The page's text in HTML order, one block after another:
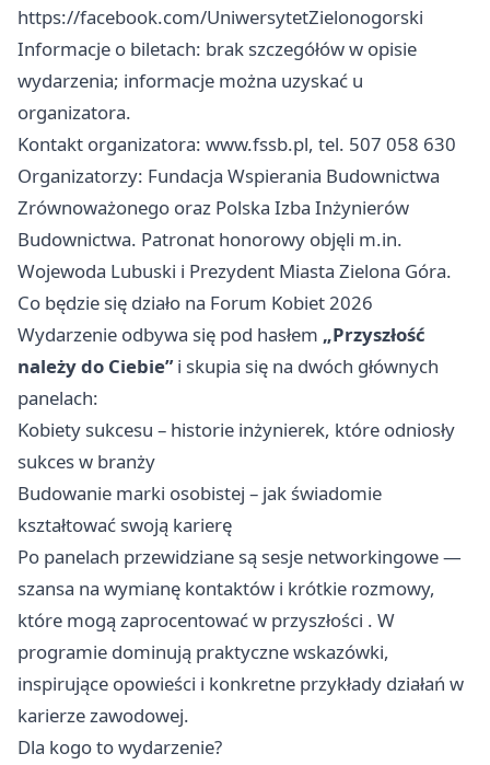
https://facebook.com/UniwersytetZielonogorski
Informacje o biletach: brak szczegółów w opisie
wydarzenia; informacje można uzyskać u
organizatora.
Kontakt organizatora: www.fssb.pl, tel. 507 058 630
Organizatorzy: Fundacja Wspierania Budownictwa
Zrównoważonego oraz Polska Izba Inżynierów
Budownictwa. Patronat honorowy objęli m.in.
Wojewoda Lubuski i Prezydent Miasta Zielona Góra.
Co będzie się działo na Forum Kobiet 2026
Wydarzenie odbywa się pod hasłem „Przyszłość
należy do Ciebie”i skupia się na dwóch głównych
panelach:
Kobiety sukcesu – historie inżynierek, które odniosły
sukces w branży ‍
Budowanie marki osobistej – jak świadomie
kształtować swoją karierę
Po panelach przewidziane są sesje networkingowe —
szansa na wymianę kontaktów i krótkie rozmowy,
które mogą zaprocentować w przyszłości . W
programie dominują praktyczne wskazówki,
inspirujące opowieści i konkretne przykłady działań w
karierze zawodowej.
Dla kogo to wydarzenie?